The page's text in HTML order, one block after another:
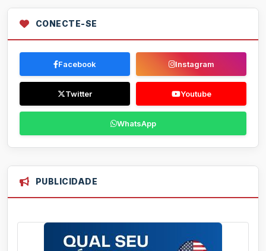
CONECTE-SE
Facebook Instagram
Twitter Youtube
WhatsApp
PUBLICIDADE